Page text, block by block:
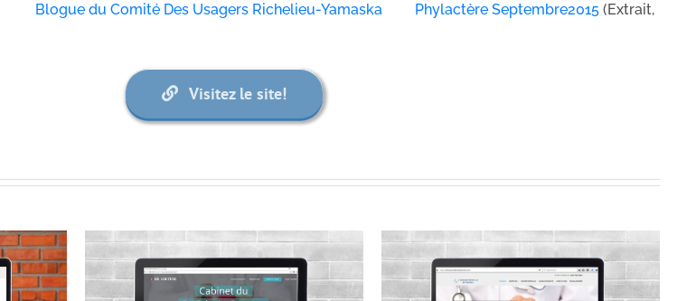
Blogue du Comité Des Usagers Richelieu-Yamaska Phylactère Septembre2015 (Extrait,
Visitez le site!